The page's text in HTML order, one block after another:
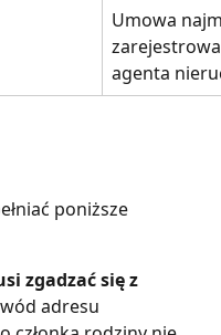
Umowa
agenta
poniższe
zgadzać się z
adresu